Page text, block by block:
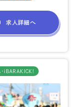
求人詳細へ
iBARAKICK!